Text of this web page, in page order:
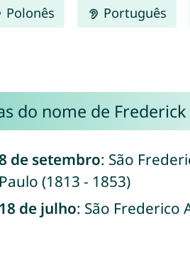
Polonês Português
do nome de Frederick
de setembro: São
Paulo (1813 - 1853)
18 de julho: São Frederico